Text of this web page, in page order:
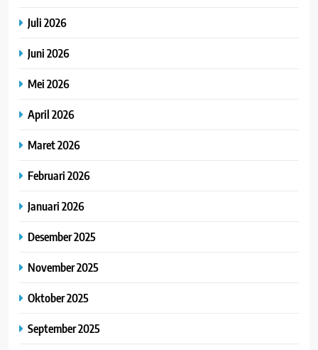
Juli 2026
Juni 2026
Mei 2026
April 2026
Maret 2026
Februari 2026
Januari 2026
Desember 2025
November 2025
Oktober 2025
September 2025